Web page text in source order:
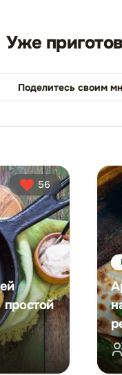
Уже
Поделитесь своим
56